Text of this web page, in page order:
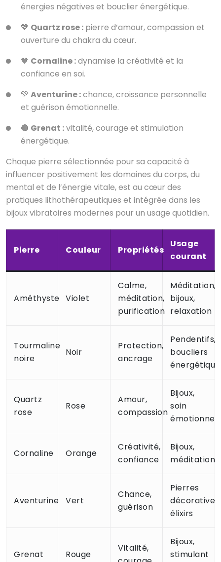
énergies négatives et bouclier énergétique.
💖 Quartz rose : pierre d’amour, compassion et
ouverture du chakra du cœur.
🧡 Cornaline :dynamise la créativité et la
confiance en soi.
💚 Aventurine :chance, croissance personnelle
et guérison émotionnelle.
🔴 Grenat :vitalité, courage et stimulation
énergétique.
Chaque pierre sélectionnée pour sa capacité à
influencer positivement les domaines du corps, du
mental et de l’énergie vitale, est au cœur des
pratiques lithothérapeutiques et intégrée dans les
bijoux vibratoires modernes pour un usage quotidien.
Pierre Couleur Propriétés
Usage
courant
Améthyste Violet
Calme,
méditation,
purification
Méditation,
bijoux,
relaxation
Tourmaline
noire
Noir
Protection,
ancrage
Pendentifs,
boucliers
Quartz
rose
Rose
Amour,
compassion
Bijoux,
soin
émotionnel
Cornaline Orange
Créativité,
confiance
Bijoux,
méditation
Aventurine Vert
Chance,
guérison
Pierres
décoratives,
élixirs
Grenat Rouge
Vitalité,
Bijoux,
stimulant